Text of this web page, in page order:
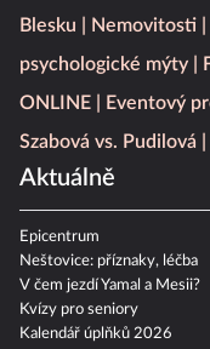
Blesku
Nemovitosti
psychologické mýty
ONLINE
Eventový
Szabová vs. Pudilová
Aktuálně
Epicentrum
Neštovice: příznaky, léčba
V čem jezdí Yamal a Mesii?
Kvízy pro seniory
Kalendář úplňků 2026